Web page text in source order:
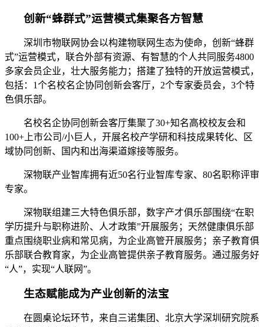
创新“蜂群式”运营模式集聚各方智慧
深圳市物联网协会以构建物联网生态为使命，创新“蜂群
式”运营模式，联合外部有资源、有智慧的个人共同服务4800
多家会员企业，壮大服务能力；搭建了独特的开放运营模式，
包括：1个名校名企协同创新会客厅，2个专家委员会，3个特
色俱乐部。
名校名企协同创新会客厅集聚了30+知名高校校友会和
100+上市公司/小巨人，开展名校产学研和科技成果转化、区
域协同创新、国内和出海渠道嫁接等服务。
深物联产业智库拥有近50名行业智库专家、80名职称评审
专家。
深物联组建三大特色俱乐部，数字产才俱乐部围绕“在职
学历提升与职称进阶、人才政策”开展服务；天然健康俱乐部
重点围绕职业病和常见病，为企业高管开展服务；亲子教育俱
乐部联合教育家，为企业高管提供亲子教育服务。通过服务好
“人”，实现“人联网”。
生态赋能成为产业创新的法宝
在圆桌论坛环节，来自三诺集团、北京大学深圳研究院系